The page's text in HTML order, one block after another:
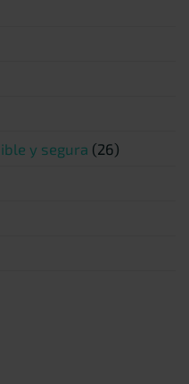
y segura (26)